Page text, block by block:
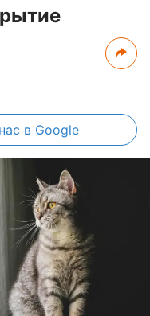
в Google